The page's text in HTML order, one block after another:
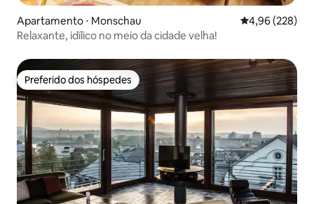
Apartamento ⋅ Monschau 4,96 de uma
4,96 (228)
Relaxante, idílico no meio da cidade velha!
Preferido dos hóspedes
Preferido dos hóspedes